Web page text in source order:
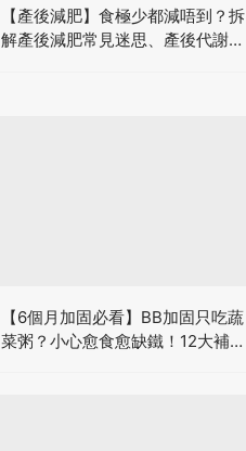
【產後減肥】食極少都減唔到？拆
解產後減肥常見迷思、產後代謝、
【6個月加固必看】BB加固只吃蔬
菜粥？小心愈食愈缺鐵！12大補鐵